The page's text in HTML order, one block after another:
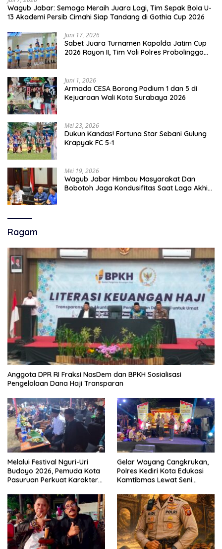
Wagub Jabar: Semoga Meraih Juara Lagi, Tim Sepak Bola U-
13 Akademi Persib Cimahi Siap Tandang di Gothia Cup 2026
Juni 17, 2026
Sabet Juara Turnamen Kapolda Jatim Cup
2026 Rayon II, Tim Voli Polres Probolinggo
Juni 1, 2026
Armada CESA Borong Podium 1 dan 5 di
Kejuaraan Wali Kota Surabaya 2026
Mei 23, 2026
Dukun Kandas! Fortuna Star Sebani Gulung
Krapyak FC 5-1
Mei 19, 2026
Wagub Jabar Himbau Masyarakat Dan
Bobotoh Jaga Kondusifitas Saat Laga Akhir
Ragam
Anggota DPR RI Fraksi NasDem dan BPKH Sosialisasi
Pengelolaan Dana Haji Transparan
Melalui Festival Nguri-Uri
Budoyo 2026, Pemuda Kota
Pasuruan Perkuat Karakter
Narkoba
Gelar Wayang Cangkrukan,
Polres Kediri Kota Edukasi
Kamtibmas Lewat Seni